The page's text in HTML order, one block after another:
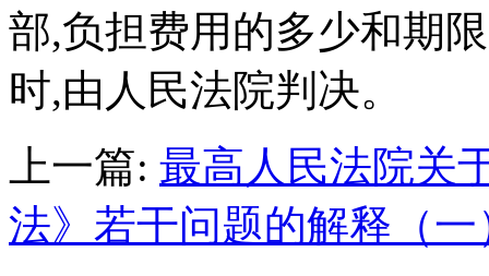
部,负担费用的多少和期
时,由人民法院判决。
上一篇: 最高人民法院关
法》若干问题的解释（一